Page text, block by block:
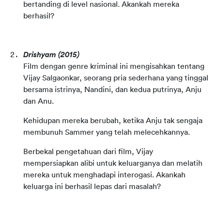
bertanding di level nasional. Akankah mereka
berhasil?
Drishyam (2015)
Film dengan genre kriminal ini mengisahkan tentang
Vijay Salgaonkar, seorang pria sederhana yang tinggal
bersama istrinya, Nandini, dan kedua putrinya, Anju
dan Anu.
Kehidupan mereka berubah, ketika Anju tak sengaja
membunuh Sammer yang telah melecehkannya.
Berbekal pengetahuan dari film, Vijay
mempersiapkan alibi untuk keluarganya dan melatih
mereka untuk menghadapi interogasi. Akankah
keluarga ini berhasil lepas dari masalah?